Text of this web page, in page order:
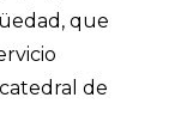
que
de